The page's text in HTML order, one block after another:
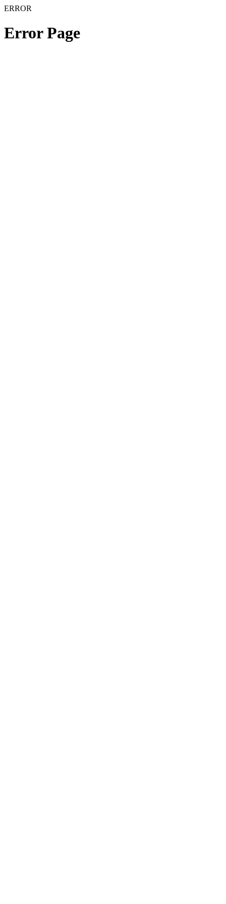
ERROR
Error Page